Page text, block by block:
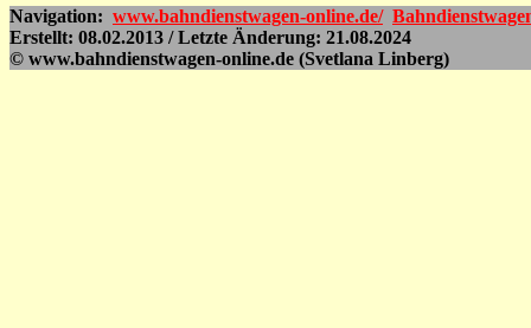
Navigation: www.bahndienstwagen-online.de/
Erstellt: 08.02.2013 / Letzte Änderung: 21.08.2024
© www.bahndienstwagen-online.de (Svetlana Linberg)